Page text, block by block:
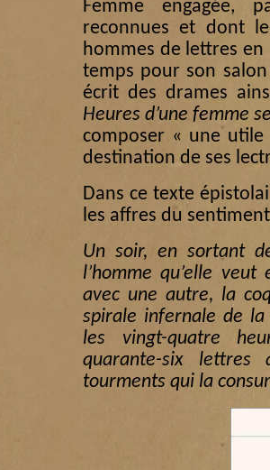
Femme engagée,
reconnues et dont
hommes de lettres en
temps pour son
écrit des drames
Heures d’une femme
composer « une utile
destination de ses
Dans ce texte
les affres du
Un soir, en sortant
l’homme qu’elle
avec une autre, la
spirale infernale de
les vingt-quatre
quarante-six
tourments qui la